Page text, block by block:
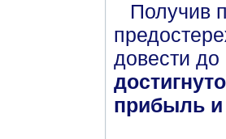
Получив
довести
прибыль и